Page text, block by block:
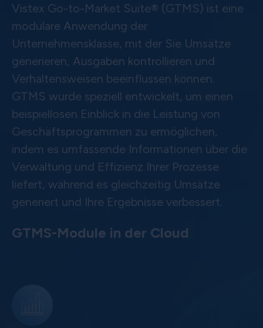
Vistex Go-to-Market Suite® (GTMS) ist eine
modulare Anwendung der
Unternehmensklasse, mit der Sie Umsätze
generieren, Ausgaben kontrollieren und
Verhaltensweisen beeinflussen können.
GTMS wurde speziell entwickelt, um einen
beispiellosen Einblick in die Leistung von
Geschäftsprogrammen zu ermöglichen,
indem es umfassende Informationen über die
Verwaltung und Effizienz Ihrer Prozesse
liefert, während es gleichzeitig Umsätze
generiert und Ihre Ergebnisse verbessert.
GTMS-Module in der Cloud